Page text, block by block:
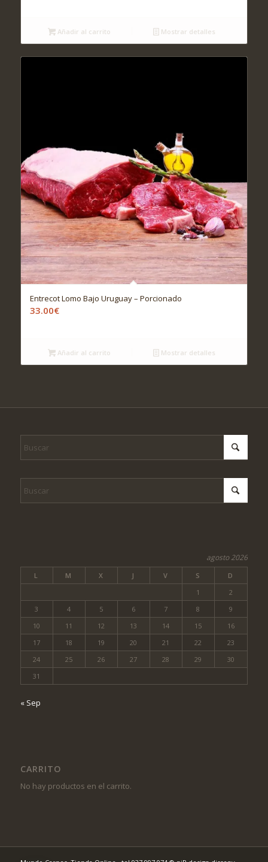
Añadir al carrito Mostrar detalles
Entrecot Lomo Bajo Uruguay – Porcionado
33.00€
Añadir al carrito Mostrar detalles
agosto 2026
L M X J V S
D
1
2
3
4 5 6 7 8
9
10
11 12 13 14 15
16
17
18 19 20 21 22
23
24
25 26 27 28 29
30
31
« Sep
CARRITO
No hay productos en el carrito.